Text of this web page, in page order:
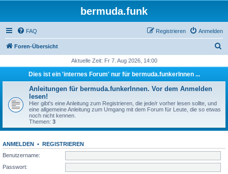
bermuda.funk
FAQ Anmelden
Registrieren
Foren-Übersicht
h
Aktuelle Zeit: Fr 7. Aug 2026, 14:00
Dies ist ein 'internes Forum' nur für bermuda.funkerInnen ...
Anleitungen für bermuda.funkerInnen. Vor dem Anmelden
lesen!
Hier gibt's eine Anleitung zum Registrieren, die jede/r vorher lesen sollte, und
eine allgemeine Anleitung zum Umgang mit dem Forum für Leute, die so etwas
noch nicht kennen.
Themen: 3
ANMELDEN • REGISTRIEREN
Benutzername:
Passwort: